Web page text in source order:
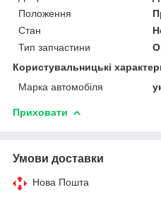
Положення
Стан
Тип запчастини
Користувальницькі
Марка автомобіля
Приховати
Умови доставки
Нова Пошта